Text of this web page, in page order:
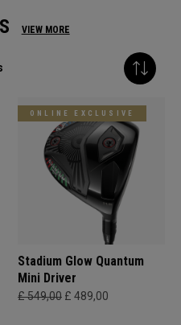
VIEW MORE
ONLINE EXCLUSIVE
Stadium Glow Quantum
Mini Driver
£ 549,00 £ 489,00